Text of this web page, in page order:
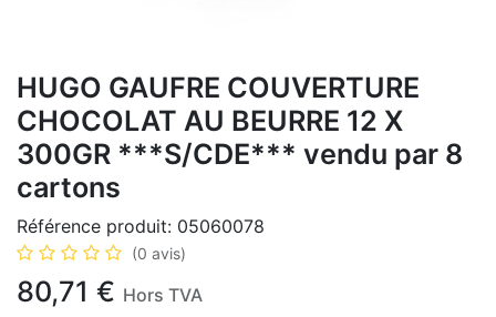
HUGO GAUFRE COUVERTURE
CHOCOLAT AU BEURRE 12 X
300GR ***S/CDE*** vendu par 8
cartons
Référence produit: 05060078
(0 avis)
80,71 € Hors TVA